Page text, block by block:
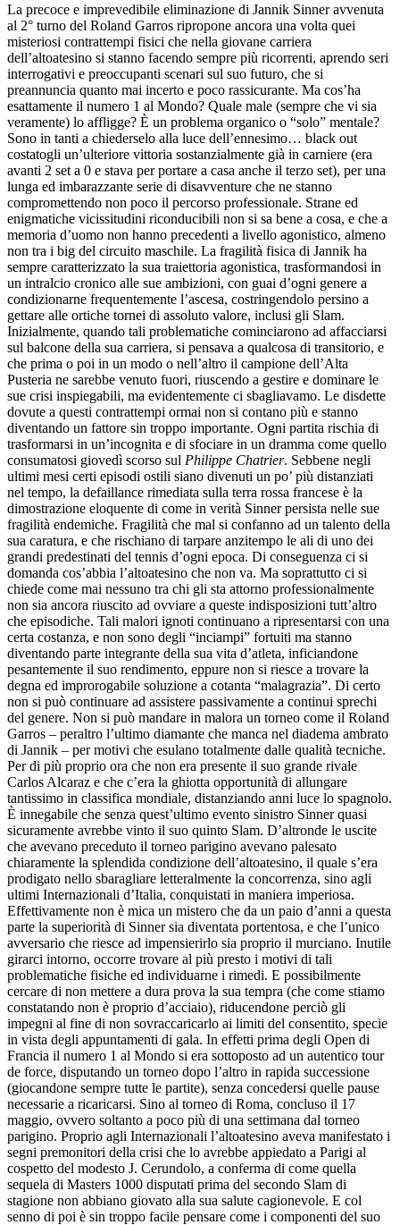
La precoce e imprevedibile eliminazione di Jannik Sinner avvenuta
al 2° turno del Roland Garros ripropone ancora una volta quei
misteriosi contrattempi fisici che nella giovane carriera
dell’altoatesino si stanno facendo sempre più ricorrenti, aprendo seri
interrogativi e preoccupanti scenari sul suo futuro, che si
preannuncia quanto mai incerto e poco rassicurante. Ma cos’ha
esattamente il numero 1 al Mondo? Quale male (sempre che vi sia
veramente) lo affligge? È un problema organico o “solo” mentale?
Sono in tanti a chiederselo alla luce dell’ennesimo… black out
costatogli un’ulteriore vittoria sostanzialmente già in carniere (era
avanti 2 set a 0 e stava per portare a casa anche il terzo set), per una
lunga ed imbarazzante serie di disavventure che ne stanno
compromettendo non poco il percorso professionale. Strane ed
enigmatiche vicissitudini riconducibili non si sa bene a cosa, e che a
memoria d’uomo non hanno precedenti a livello agonistico, almeno
non tra i big del circuito maschile. La fragilità fisica di Jannik ha
sempre caratterizzato la sua traiettoria agonistica, trasformandosi in
un intralcio cronico alle sue ambizioni, con guai d’ogni genere a
condizionarne frequentemente l’ascesa, costringendolo persino a
gettare alle ortiche tornei di assoluto valore, inclusi gli Slam.
Inizialmente, quando tali problematiche cominciarono ad affacciarsi
sul balcone della sua carriera, si pensava a qualcosa di transitorio, e
che prima o poi in un modo o nell’altro il campione dell’Alta
Pusteria ne sarebbe venuto fuori, riuscendo a gestire e dominare le
sue crisi inspiegabili, ma evidentemente ci sbagliavamo. Le disdette
dovute a questi contrattempi ormai non si contano più e stanno
diventando un fattore sin troppo importante. Ogni partita rischia di
trasformarsi in un’incognita e di sfociare in un dramma come quello
consumatosi giovedì scorso sul Philippe Chatrier. Sebbene negli
ultimi mesi certi episodi ostili siano divenuti un po’ più distanziati
nel tempo, la defaillance rimediata sulla terra rossa francese è la
dimostrazione eloquente di come in verità Sinner persista nelle sue
fragilità endemiche. Fragilità che mal si confanno ad un talento della
sua caratura, e che rischiano di tarpare anzitempo le ali di uno dei
grandi predestinati del tennis d’ogni epoca. Di conseguenza ci si
domanda cos’abbia l’altoatesino che non va. Ma soprattutto ci si
chiede come mai nessuno tra chi gli sta attorno professionalmente
non sia ancora riuscito ad ovviare a queste indisposizioni tutt’altro
che episodiche. Tali malori ignoti continuano a ripresentarsi con una
certa costanza, e non sono degli “inciampi” fortuiti ma stanno
diventando parte integrante della sua vita d’atleta, inficiandone
pesantemente il suo rendimento, eppure non si riesce a trovare la
degna ed improrogabile soluzione a cotanta “malagrazia”. Di certo
non si può continuare ad assistere passivamente a continui sprechi
del genere. Non si può mandare in malora un torneo come il Roland
Garros – peraltro l’ultimo diamante che manca nel diadema ambrato
di Jannik – per motivi che esulano totalmente dalle qualità tecniche.
Per di più proprio ora che non era presente il suo grande rivale
Carlos Alcaraz e che c’era la ghiotta opportunità di allungare
tantissimo in classifica mondiale, distanziando anni luce lo spagnolo.
È innegabile che senza quest’ultimo evento sinistro Sinner quasi
sicuramente avrebbe vinto il suo quinto Slam. D’altronde le uscite
che avevano preceduto il torneo parigino avevano palesato
chiaramente la splendida condizione dell’altoatesino, il quale s’era
prodigato nello sbaragliare letteralmente la concorrenza, sino agli
ultimi Internazionali d’Italia, conquistati in maniera imperiosa.
Effettivamente non è mica un mistero che da un paio d’anni a questa
parte la superiorità di Sinner sia diventata portentosa, e che l’unico
avversario che riesce ad impensierirlo sia proprio il murciano. Inutile
girarci intorno, occorre trovare al più presto i motivi di tali
problematiche fisiche ed individuarne i rimedi. E possibilmente
cercare di non mettere a dura prova la sua tempra (che come stiamo
constatando non è proprio d’acciaio), riducendone perciò gli
impegni al fine di non sovraccaricarlo ai limiti del consentito, specie
in vista degli appuntamenti di gala. In effetti prima degli Open di
Francia il numero 1 al Mondo si era sottoposto ad un autentico tour
de force, disputando un torneo dopo l’altro in rapida successione
(giocandone sempre tutte le partite), senza concedersi quelle pause
necessarie a ricaricarsi. Sino al torneo di Roma, concluso il 17
maggio, ovvero soltanto a poco più di una settimana dal torneo
parigino. Proprio agli Internazionali l’altoatesino aveva manifestato i
segni premonitori della crisi che lo avrebbe appiedato a Parigi al
cospetto del modesto J. Cerundolo, a conferma di come quella
sequela di Masters 1000 disputati prima del secondo Slam di
stagione non abbiano giovato alla sua salute cagionevole. E col
senno di poi è sin troppo facile pensare come i componenti del suo